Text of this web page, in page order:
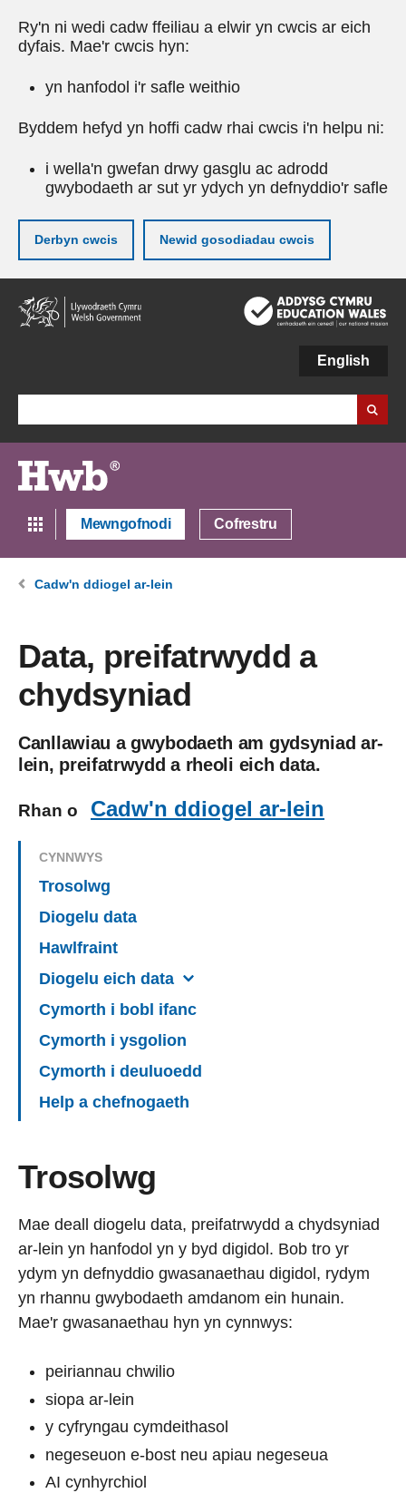
Ry'n ni wedi cadw ffeiliau a elwir yn cwcis ar eich
dyfais. Mae'r cwcis hyn:
yn hanfodol i'r safle weithio
Byddem hefyd yn hoffi cadw rhai cwcis i'n helpu ni:
i wella'n gwefan drwy gasglu ac adrodd
gwybodaeth ar sut yr ydych yn defnyddio'r safle
Derbyn cwcis Newid gosodiadau cwcis
Neidio
i'r
prif
English
Mewngofnodi Cofrestru
Cadw'n ddiogel ar-lein
Data, preifatrwydd a
chydsyniad
Canllawiau a gwybodaeth am gydsyniad ar-
lein, preifatrwydd a rheoli eich data.
Rhan o Cadw'n ddiogel ar-lein
CYNNWYS
Trosolwg
Diogelu data
Hawlfraint
Diogelu eich data
Cymorth i bobl ifanc
Cymorth i ysgolion
Cymorth i deuluoedd
Help a chefnogaeth
Trosolwg
Mae deall diogelu data, preifatrwydd a chydsyniad
ar-lein yn hanfodol yn y byd digidol. Bob tro yr
ydym yn defnyddio gwasanaethau digidol, rydym
yn rhannu gwybodaeth amdanom ein hunain.
Mae'r gwasanaethau hyn yn cynnwys:
peiriannau chwilio
siopa ar-lein
y cyfryngau cymdeithasol
negeseuon e-bost neu apiau negeseua
AI cynhyrchiol